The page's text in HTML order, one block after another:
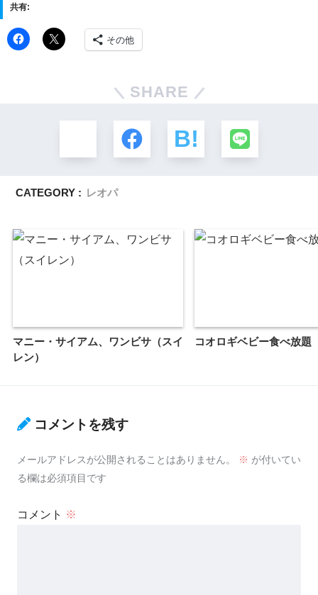
共有:
その他
SHARE
CATEGORY : レオパ
マニー・サイアム、ワンビサ（スイ
レン）
コオロギベビー食べ放題
コメントを残す
メールアドレスが公開されることはありません。 ※ が付いてい
る欄は必須項目です
コメント ※